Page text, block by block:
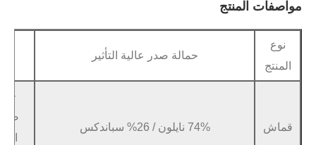
حمالة صدر عالية التأثير عينة
74% نايلون / 26% سباندكس
القطع
الشعار